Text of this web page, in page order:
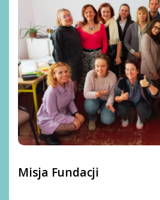
Misja Fundacji